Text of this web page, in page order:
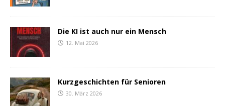
Die KI ist auch nur ein Mensch
12. Mai 2026
Kurzgeschichten für Senioren
30. März 2026